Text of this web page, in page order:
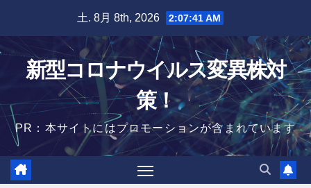
content
土. 8月 8th, 2026 2:07:42 AM
新型コロナウイルス変異株対
策！
PR：本サイトにはプロモーションが含まれています